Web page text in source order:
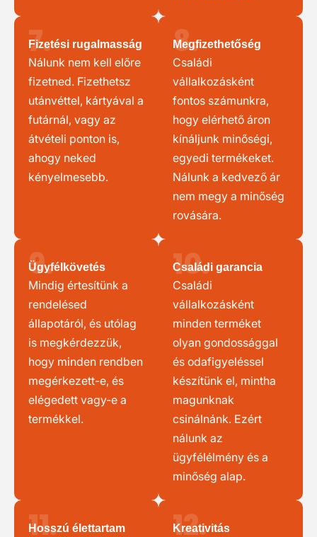
7.
Fizetési rugalmasság
Nálunk nem kell előre
fizetned. Fizethetsz
utánvéttel, kártyával a
futárnál, vagy az
átvételi ponton is,
ahogy neked
kényelmesebb.
8.
Megfizethetőség
Családi
vállalkozásként
fontos számunkra,
hogy elérhető áron
kínáljunk minőségi,
egyedi termékeket.
Nálunk a kedvező ár
nem megy a minőség
rovására.
9.
Ügyfélkövetés
Mindig értesítünk a
rendelésed
állapotáról, és utólag
is megkérdezzük,
hogy minden rendben
megérkezett-e, és
elégedett vagy-e a
termékkel.
10.
Családi garancia
Családi
vállalkozásként
minden terméket
olyan gondossággal
és odafigyeléssel
készítünk el, mintha
magunknak
csinálnánk. Ezért
nálunk az
ügyfélélmény és a
minőség alap.
11.
Hosszú élettartam 12.
Kreativitás